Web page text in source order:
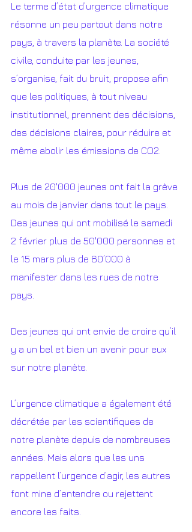
Le terme d’état d’urgence climatique
résonne un peu partout dans notre
pays, à travers la planète. La société
civile, conduite par les jeunes,
s’organise, fait du bruit, propose afin
que les politiques, à tout niveau
institutionnel, prennent des décisions,
des décisions claires, pour réduire et
même abolir les émissions de CO2.
Plus de 20'000 jeunes ont fait la grève
au mois de janvier dans tout le pays.
Des jeunes qui ont mobilisé le samedi
2 février plus de 50'000 personnes et
le 15 mars plus de 60’000 à
manifester dans les rues de notre
pays.
Des jeunes qui ont envie de croire qu’il
y a un bel et bien un avenir pour eux
sur notre planète.
L’urgence climatique a également été
décrétée par les scientifiques de
notre planète depuis de nombreuses
années. Mais alors que les uns
rappellent l’urgence d’agir, les autres
font mine d’entendre ou rejettent
encore les faits.